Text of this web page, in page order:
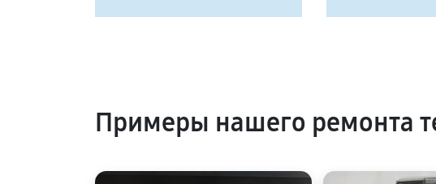
Примеры нашего ремонта